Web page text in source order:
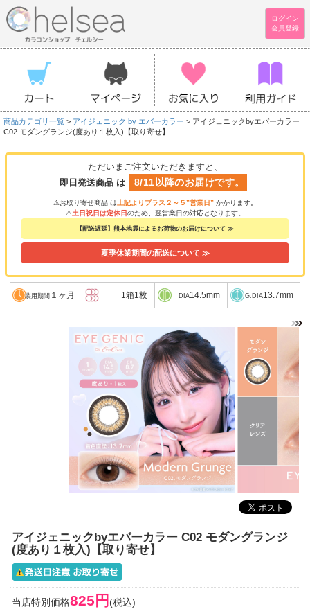
ログイン
会員登録
商品カテゴリ一覧 > アイジェニック by エバーカラー > アイジェニックbyエバーカラー
C02 モダングランジ(度あり１枚入)【取り寄せ】
ただいまご注文いただきますと、
即日発送商品 は
8/11以降のお届けです。
⚠お取り寄せ商品 は 上記よりプラス２～５”営業日” かかります。
⚠土日祝日は定休日のため、翌営業日の対応となります。
【配送遅延】熊本地震によるお荷物のお届けについて ≫
夏季休業期間の配送について ≫
装用期間 １ヶ月 1箱1枚 DIA14.5mm G.DIA13.7mm
アイジェニックbyエバーカラー C02 モダングランジ
(度あり１枚入)【取り寄せ】
当店特別価格825円 (税込)